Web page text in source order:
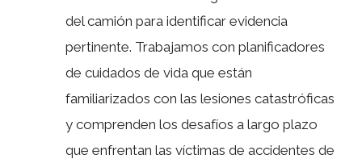
del camión para identificar evidencia
pertinente. Trabajamos con planificadores
de cuidados de vida que están
familiarizados con las lesiones catastróficas
y comprenden los desafíos a largo plazo
que enfrentan las víctimas de accidentes de